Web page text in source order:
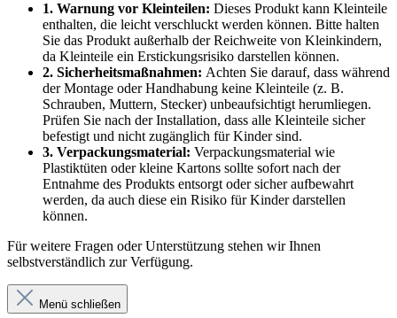
1. Warnung vor Kleinteilen: Dieses Produkt kann Kleinteile
enthalten, die leicht verschluckt werden können. Bitte halten
Sie das Produkt außerhalb der Reichweite von Kleinkindern,
da Kleinteile ein Erstickungsrisiko darstellen können.
2. Sicherheitsmaßnahmen: Achten Sie darauf, dass während
der Montage oder Handhabung keine Kleinteile (z. B.
Schrauben, Muttern, Stecker) unbeaufsichtigt herumliegen.
Prüfen Sie nach der Installation, dass alle Kleinteile sicher
befestigt und nicht zugänglich für Kinder sind.
3. Verpackungsmaterial: Verpackungsmaterial wie
Plastiktüten oder kleine Kartons sollte sofort nach der
Entnahme des Produkts entsorgt oder sicher aufbewahrt
werden, da auch diese ein Risiko für Kinder darstellen
können.
Für weitere Fragen oder Unterstützung stehen wir Ihnen
selbstverständlich zur Verfügung.
Menü schließen